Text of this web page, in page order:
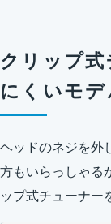
クリップ式
にくいモデ
ヘッドのネジを外
方もいらっしゃる
ップ式チューナー